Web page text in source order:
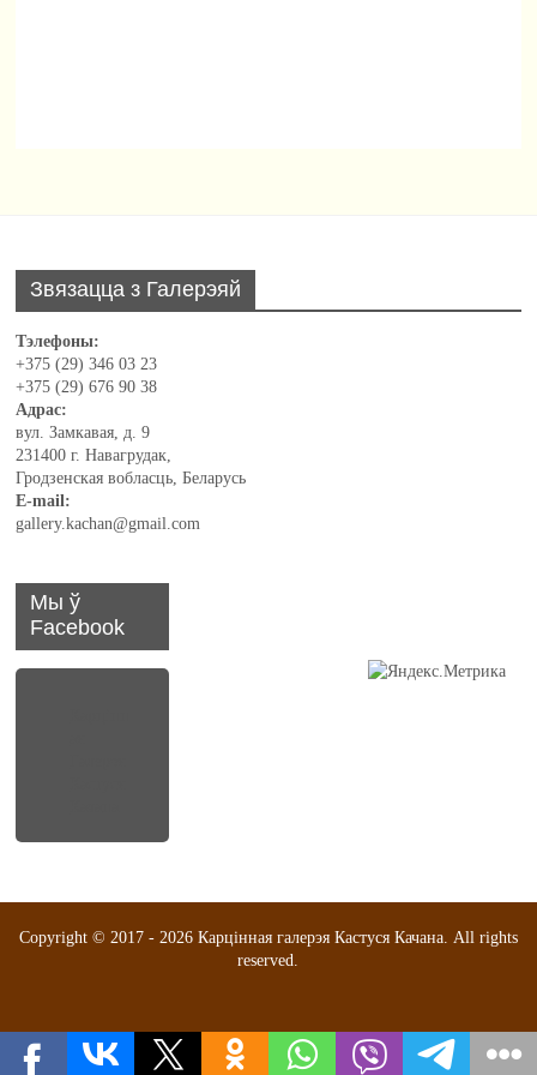
Звязацца з Галерэяй
Тэлефоны:
+375 (29) 346 03 23
+375 (29) 676 90 38
Адрас:
вул. Замкавая, д. 9
231400 г. Навагрудак,
Гродзенская вобласць, Беларусь
E-mail:
gallery.kachan@gmail.com
Мы ў
Facebook
Copyright © 2017 - 2026 Карцінная галерэя Кастуся Качана. All rights
reserved.